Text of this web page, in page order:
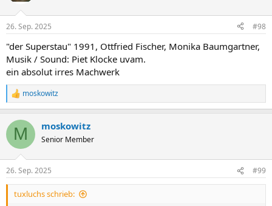
26. Sep. 2025 #98
"der Superstau" 1991, Ottfried Fischer, Monika Baumgartner,
Musik / Sound: Piet Klocke uvam.
ein absolut irres Machwerk
R
e
k
i
e
n
moskowitz
M moskowitz
Senior Member
26. Sep. 2025 #99
tuxluchs schrieb: